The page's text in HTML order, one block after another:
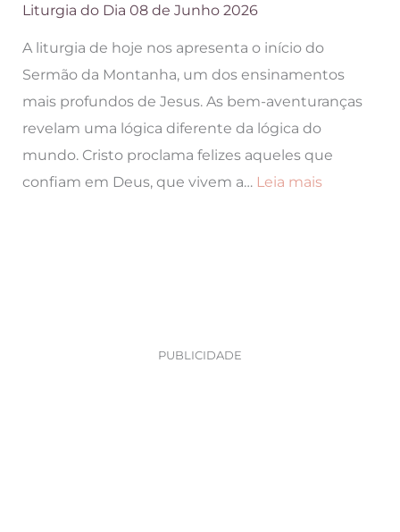
Dia
09
de
Junho
2026
Liturgia do Dia 08 de Junho 2026
A liturgia de hoje nos apresenta o início do
Sermão da Montanha, um dos ensinamentos
mais profundos de Jesus. As bem-aventuranças
revelam uma lógica diferente da lógica do
mundo. Cristo proclama felizes aqueles que
confiam em Deus, que vivem a… Leia mais:
PUBLICIDADE